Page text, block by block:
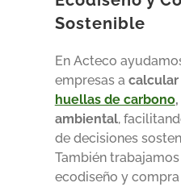
Sostenible
En Acteco
empresas a calcular
huellas de carbono
ambiental,
de decisiones
También trabajamos
ecodiseño y compra